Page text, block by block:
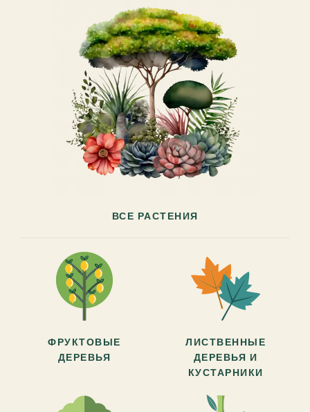
ВСЕ РАСТЕНИЯ
ФРУКТОВЫЕ
ДЕРЕВЬЯ
ЛИСТВЕННЫЕ
ДЕРЕВЬЯ И
КУСТАРНИКИ